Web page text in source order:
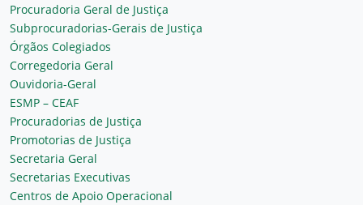
Procuradoria Geral de Justiça
Subprocuradorias-Gerais de Justiça
Órgãos Colegiados
Corregedoria Geral
Ouvidoria-Geral
ESMP – CEAF
Procuradorias de Justiça
Promotorias de Justiça
Secretaria Geral
Secretarias Executivas
Centros de Apoio Operacional